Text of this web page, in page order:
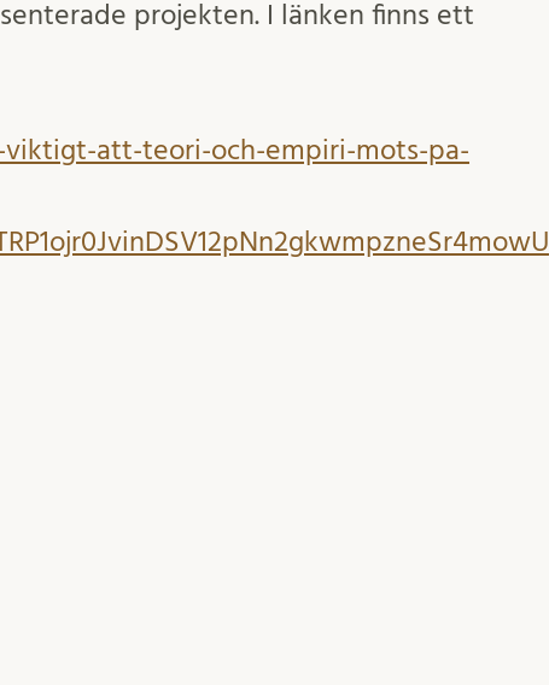
projekten. I länken finns ett
att-teori-och-empiri-mots-pa-